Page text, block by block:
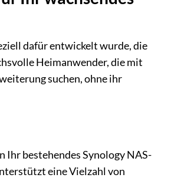
dafür entwickelt wurde, die
Heimanwender, die mit
suchen, ohne ihr
bestehendes Synology NAS-
eine Vielzahl von